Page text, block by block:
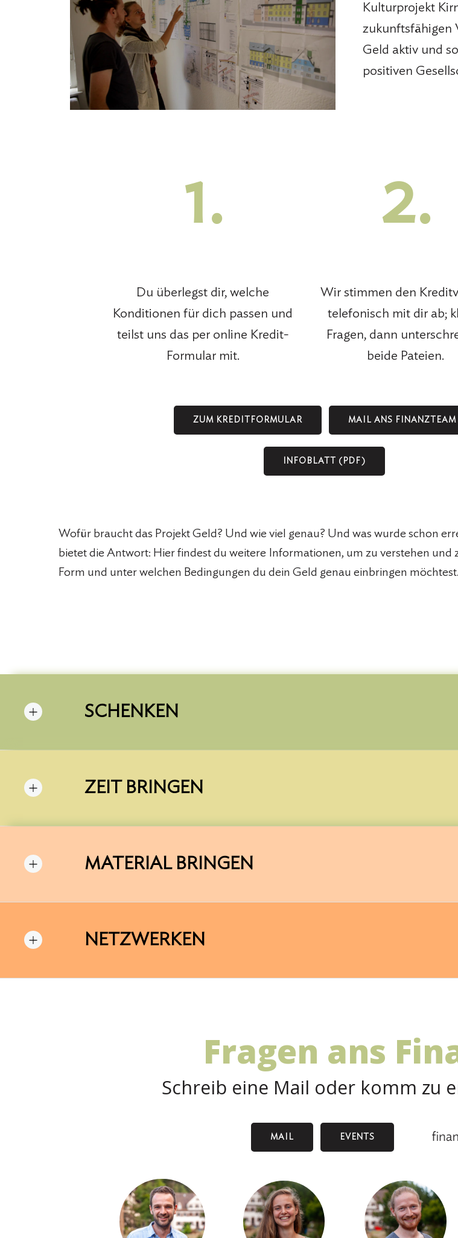
Kulturprojekt
zukunftsfähigen
Geld aktiv und
positiven
1.
Du überlegst dir, welche
Konditionen für dich passen und
teilst uns das per online Kredit-
Formular mit.
2.
Wir stimmen den
telefonisch mit dir ab;
Fragen, dann
beide Pateien.
ZUM KREDITFORMULAR MAIL ANS FINANZTEAM
INFOBLATT (PDF)
Wofür braucht das Projekt Geld? Und wie viel genau? Und was wurde schon
bietet die Antwort: Hier findest du weitere Informationen, um zu verstehen und
Form und unter welchen Bedingungen du dein Geld genau einbringen möchtest.
SCHENKEN
ZEIT BRINGEN
MATERIAL BRINGEN
NETZWERKEN
Fragen ans
Schreib eine Mail oder komm zu
MAIL EVENTS